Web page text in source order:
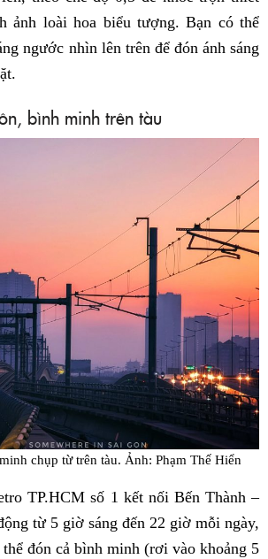
ảnh loài hoa biểu tượng. Bạn có thể
ngước nhìn lên trên để đón ánh sáng
bình minh trên tàu
chụp từ trên tàu. Ảnh: Phạm Thế Hiển
TP.HCM số 1 kết nối Bến Thành –
từ 5 giờ sáng đến 22 giờ mỗi ngày,
đón cả bình minh (rơi vào khoảng 5